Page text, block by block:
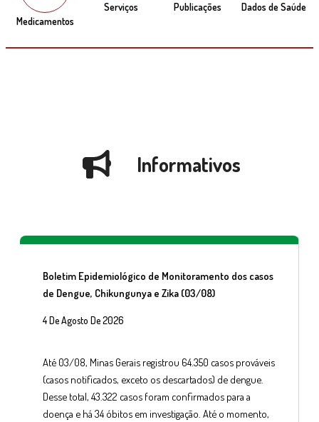
Medicamentos
Serviços Publicações Dados de Saúde
Informativos
Boletim Epidemiológico de Monitoramento dos casos
de Dengue, Chikungunya e Zika (03/08)
4 De Agosto De 2026
Até 03/08, Minas Gerais registrou 64.350 casos prováveis
(casos notificados, exceto os descartados) de dengue.
Desse total, 43.322 casos foram confirmados para a
doença e há 34 óbitos em investigação. Até o momento,